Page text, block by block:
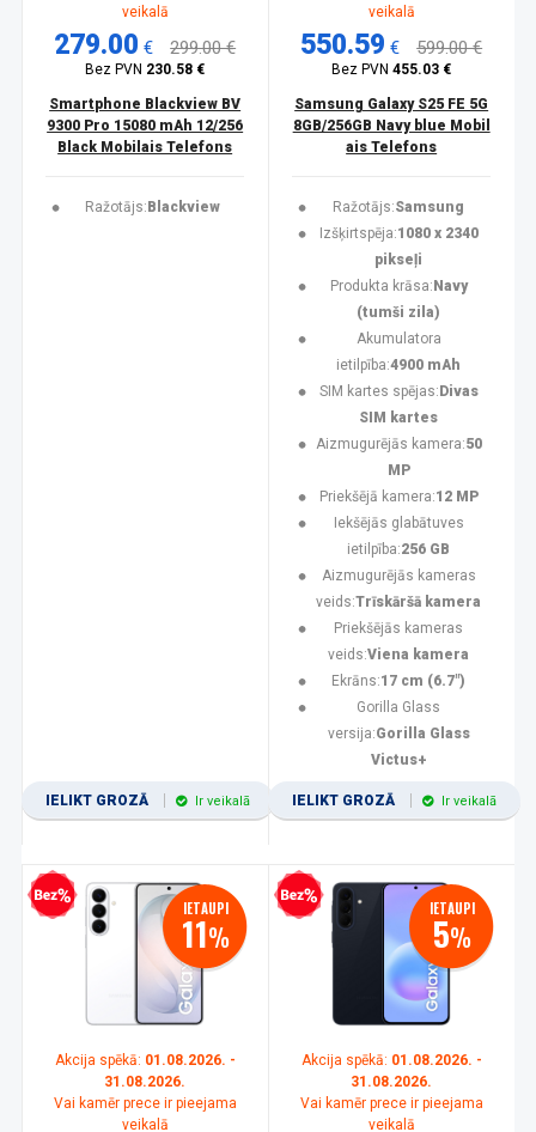
veikalā
279.00 € 299.00 €
Bez PVN 230.58 €
Smartphone Blackview BV
9300 Pro 15080 mAh 12/256
Black Mobilais Telefons
Ražotājs: Blackview
IELIKT GROZĀ Ir veikalā
veikalā
550.59 € 599.00 €
Bez PVN455.03 €
Samsung Galaxy S25 FE 5G
8GB/256GB Navy blue Mobil
ais Telefons
Ražotājs:Samsung
Izšķirtspēja:1080 x 2340
pikseļi
Produkta krāsa: Navy
(tumši zila)
Akumulatora
ietilpība:4900 mAh
SIM kartes spējas: Divas
SIM kartes
Aizmugurējās kamera:50
MP
Priekšējā kamera:12 MP
Iekšējās glabātuves
ietilpība:256 GB
Aizmugurējās kameras
veids:Trīskāršā kamera
Priekšējās kameras
veids:Viena kamera
Ekrāns:17 cm (6.7")
Gorilla Glass
versija:Gorilla Glass
Victus+
IELIKT GROZĀ Ir veikalā
kredīts IETAUPI
11%
Akcija spēkā: 01.08.2026. -
31.08.2026.
Vai kamēr prece ir pieejama
veikalā
Bezprocentu kredīts IETAUPI
5%
Akcija spēkā: 01.08.2026. -
31.08.2026.
Vai kamēr prece ir pieejama
veikalā